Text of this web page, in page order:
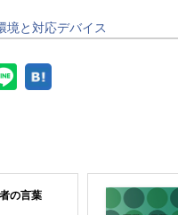
境と対応デバイス
の言葉